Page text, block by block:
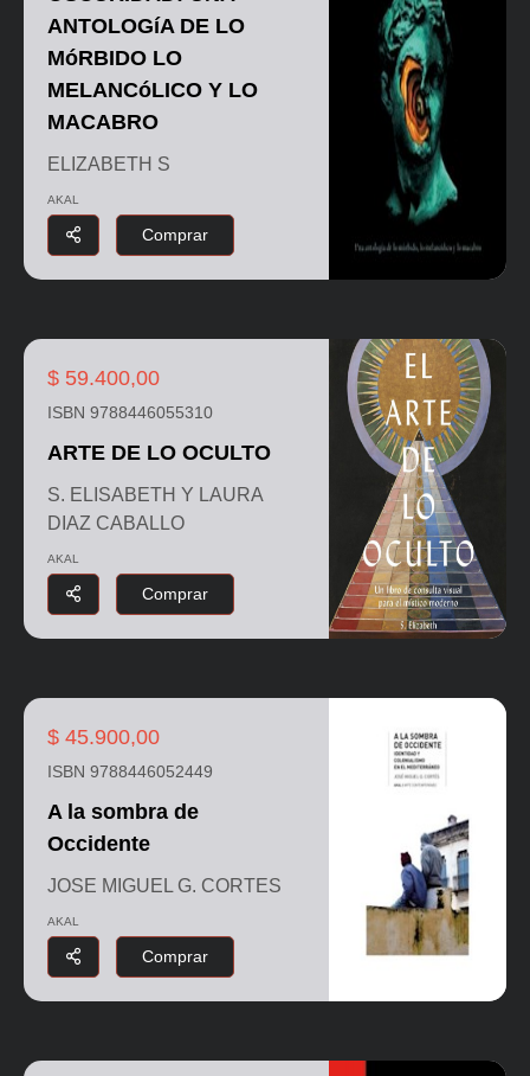
ANTOLOGíA DE LO
MóRBIDO LO
MELANCóLICO Y LO
MACABRO
ELIZABETH S
AKAL
Comprar
$ 59.400,00
ISBN 9788446055310
ARTE DE LO OCULTO
S. ELISABETH Y LAURA
DIAZ CABALLO
AKAL
Comprar
$ 45.900,00
ISBN 9788446052449
A la sombra de
Occidente
JOSE MIGUEL G. CORTES
AKAL
Comprar